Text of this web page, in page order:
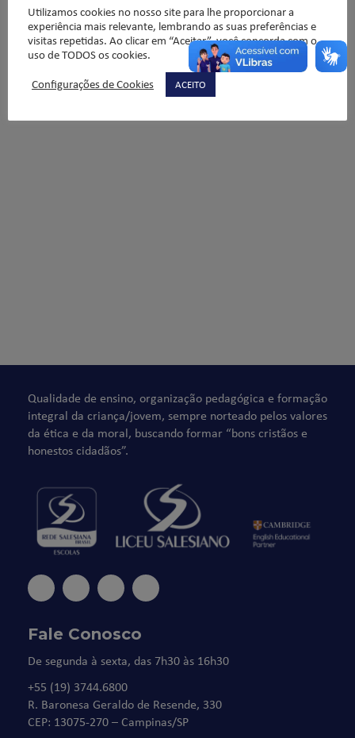
Qualidade de ensino, organização pedagógica e formação
integral da criança/jovem, sempre norteado pelos valores
da ética e da moral, buscando formar “bons cristãos e
honestos cidadãos”.
Fale Conosco
De segunda à sexta, das 7h30 às 16h30
+55 (19) 3744.6800
R. Baronesa Geraldo de Resende, 330
CEP: 13075-270 – Campinas/SP
Utilizamos cookies no nosso site para lhe proporcionar a
experiência mais relevante, lembrando as suas preferências e
visitas repetidas. Ao clicar em “Aceitar”, você concorda com o
uso de TODOS os cookies.
Configurações de Cookies
ACEITO